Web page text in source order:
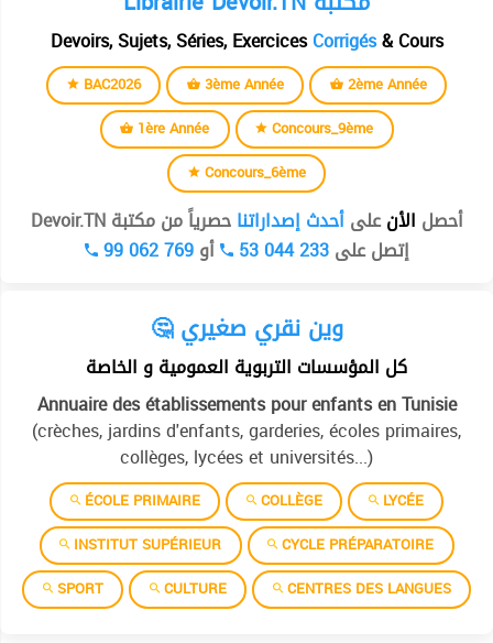
Devoirs, Sujets, Séries, ExercicesCorrigés& Cours
BAC2026 3ème Année
2ème Année
1ère Année
Concours_9ème
Concours_6ème
أحصل الأنعلىأحدث إصداراتناحصرياً من مكتبة Devoir.TN
إتصل على53 044 233 أو99 062 769
🤔 وين نقري صغيري
كل المؤسسات التربوية العمومية و الخاصة
Annuaire des établissements pour enfants en Tunisie
(crèches, jardins d'enfants, garderies, écoles primaires,
collèges, lycées et universités...)
ÉCOLE PRIMAIRE COLLÈGE
LYCÉE
INSTITUT SUPÉRIEUR
CYCLE PRÉPARATOIRE
SPORT
CULTURE CENTRES DES LANGUES